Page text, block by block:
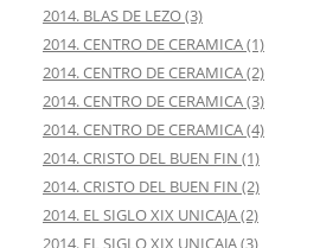
2014. BLAS DE LEZO (3)
2014. CENTRO DE CERAMICA (1)
2014. CENTRO DE CERAMICA (2)
2014. CENTRO DE CERAMICA (3)
2014. CENTRO DE CERAMICA (4)
2014. CRISTO DEL BUEN FIN (1)
2014. CRISTO DEL BUEN FIN (2)
2014. EL SIGLO XIX UNICAJA (2)
2014. EL SIGLO XIX UNICAJA (3)